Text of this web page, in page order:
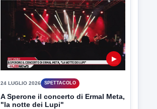
▶
24 LUGLIO 2026 SPETTACOLO
A Sperone il concerto di Ermal Meta,
"la notte dei Lupi"